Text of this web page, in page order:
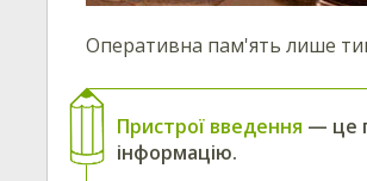
Оперативна пам'ять лише
Пристрої введення — це
інформацію.